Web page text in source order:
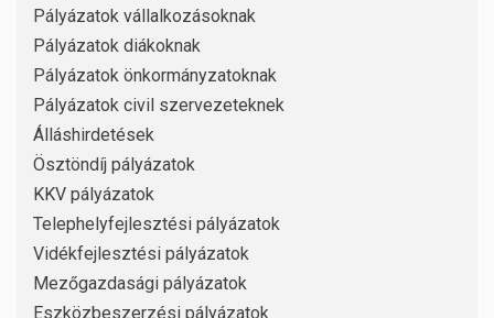
Pályázatok vállalkozásoknak
Pályázatok diákoknak
Pályázatok önkormányzatoknak
Pályázatok civil szervezeteknek
Álláshirdetések
Ösztöndíj pályázatok
KKV pályázatok
Telephelyfejlesztési pályázatok
Vidékfejlesztési pályázatok
Mezőgazdasági pályázatok
Eszközbeszerzési pályázatok